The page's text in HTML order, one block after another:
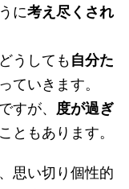
に考え尽くされ
うしても 自分た
ていきます。
すが、 度が過ぎ
ともあります。
思い切り個性的